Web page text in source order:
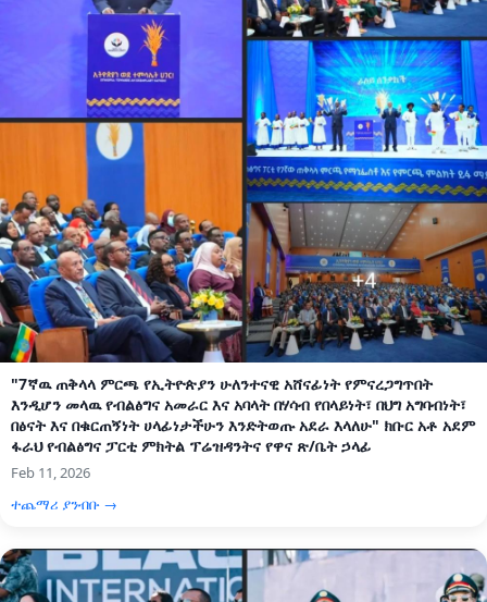
"7ኛዉ ጠቅላላ ምርጫ የኢትዮጵያን ሁለንተናዊ አሸናፊነት የምናረጋግጥበት
እንዲሆን መላዉ የብልፅግና አመራር እና አባላት በሃሳብ የበላይነት፣ በህግ አግባብነት፣
በፅናት እና በቁርጠኝነት ሀላፊነታችሁን እንድትወጡ አደራ እላለሁ" ክቡር አቶ አደም
ፋራህ የብልፅግና ፓርቲ ምክትል ፕሬዝዳንትና የዋና ጽ/ቤት ኃላፊ
Feb 11, 2026
ተጨማሪ ያንብቡ →